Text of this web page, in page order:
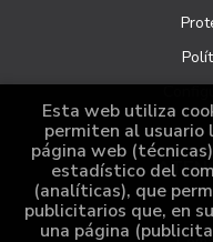
Esta web utiliza
permiten al usuario
página web
estadístico del
(analíticas), que
publicitarios que, en
una página